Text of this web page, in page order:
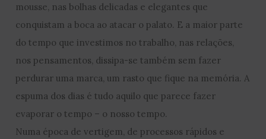
mousse, nas bolhas delicadas e elegantes que
conquistam a boca ao atacar o palato. E a maior parte
do tempo que investimos no trabalho, nas relações,
nos pensamentos, dissipa-se também sem fazer
perdurar uma marca, um rasto que fique na memória. A
espuma dos dias é tudo aquilo que parece fazer
evaporar o tempo – o nosso tempo.
Numa época de vertigem, de processos rápidos e